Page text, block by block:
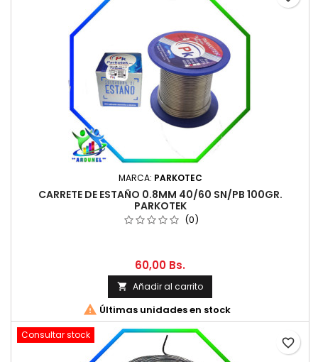
MARCA: PARKOTEC
CARRETE DE ESTAÑO 0.8MM 40/60 SN/PB 100GR.
PARKOTEK
(0)
60,00 Bs.
 Añadir al carrito
 Últimas unidades en stock
Consultar stock
favorite_border